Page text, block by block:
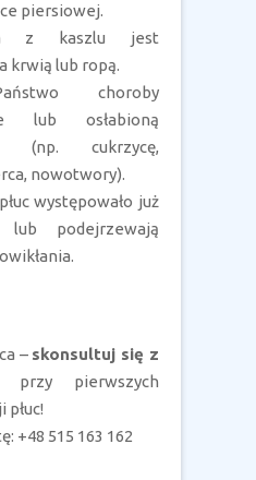
piersiowej.
z kaszlu jest
krwią lub ropą.
choroby
lub osłabioną
(np. cukrzycę,
nowotwory).
występowało już
lub podejrzewają
– skonsultuj się z
pierwszych
+48 515 163 162